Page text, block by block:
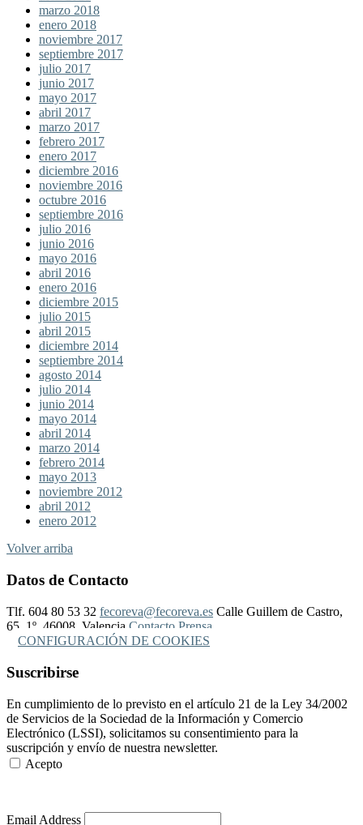
marzo 2018
enero 2018
noviembre 2017
septiembre 2017
julio 2017
junio 2017
mayo 2017
abril 2017
marzo 2017
febrero 2017
enero 2017
diciembre 2016
noviembre 2016
octubre 2016
septiembre 2016
julio 2016
junio 2016
mayo 2016
abril 2016
enero 2016
diciembre 2015
julio 2015
abril 2015
diciembre 2014
septiembre 2014
agosto 2014
julio 2014
junio 2014
mayo 2014
abril 2014
marzo 2014
febrero 2014
mayo 2013
noviembre 2012
abril 2012
enero 2012
Volver arriba
Datos de Contacto
Tlf. 604 80 53 32 fecoreva@fecoreva.es Calle Guillem de Castro,
65, 1º, 46008, Valencia Contacto Prensa
CONFIGURACIÓN DE COOKIES
Suscribirse
En cumplimiento de lo previsto en el artículo 21 de la Ley 34/2002
de Servicios de la Sociedad de la Información y Comercio
Electrónico (LSSI), solicitamos su consentimiento para la
suscripción y envío de nuestra newsletter.
Acepto
Email Address